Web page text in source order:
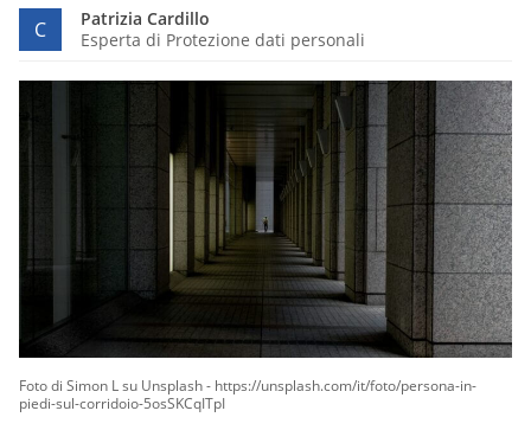
C
Patrizia Cardillo
Esperta di Protezione dati personali
Foto di Simon L su Unsplash - https://unsplash.com/it/foto/persona-in-
piedi-sul-corridoio-5osSKCqITpI